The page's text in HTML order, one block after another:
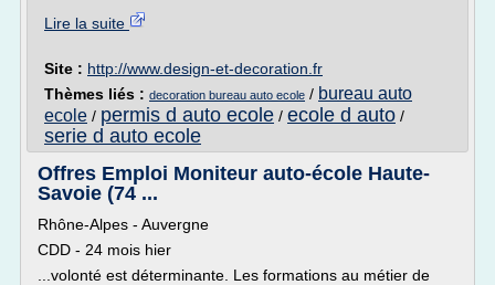
Lire la suite
Site : http://www.design-et-decoration.fr
Thèmes liés : decoration bureau auto ecole / bureau auto
ecole / permis d auto ecole / ecole d auto /
serie d auto ecole
Offres Emploi Moniteur auto-école Haute-
Savoie (74 ...
Rhône-Alpes - Auvergne
CDD - 24 mois hier
...volonté est déterminante. Les formations au métier de